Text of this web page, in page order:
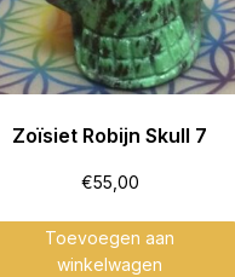
Zoïsiet Robijn Skull 7
€55,00
Toevoegen aan
winkelwagen